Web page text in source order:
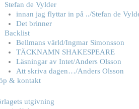
Stefan de Vylder
innan jag flyttar in på ../Stefan de
Det brinner
Backlist
Bellmans värld/Ingmar Simonsson
TÄCKNAMN SHAKESPEARE
Läsningar av Intet/Anders Olsson
Att skriva dagen…/Anders Olsson
& kontakt
utgivning